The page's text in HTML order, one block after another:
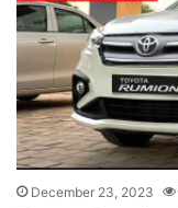
December 23, 2023